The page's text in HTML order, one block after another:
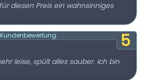
diesen Preis ein wahnsinniges
5
Kundenbewertung:
leise, spült alles sauber. Ich bin